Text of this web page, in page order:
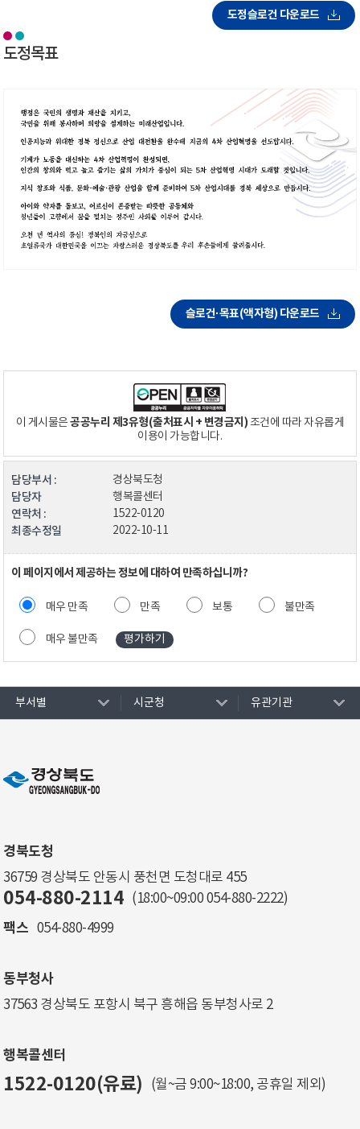
도정슬로건 다운로드
도정목표
슬로건·목표(액자형) 다운로드
이 게시물은공공누리 제3유형(출처표시 + 변경금지)조건에 따라 자유롭게
이용이 가능합니다.
담당부서 : 경상북도청
담당자 행복콜센터
연락처 : 1522-0120
최종수정일 2022-10-11
이 페이지에서 제공하는 정보에 대하여 만족하십니까?
매우 만족 만족 보통 불만족
매우 불만족
부서별 시군청 유관기관
경북도청
36759 경상북도 안동시 풍천면 도청대로 455
054-880-2114 (18:00~09:00 054-880-2222)
팩스 054-880-4999
동부청사
37563 경상북도 포항시 북구 흥해읍 동부청사로 2
행복콜센터
1522-0120(유료) (월~금 9:00~18:00, 공휴일 제외)